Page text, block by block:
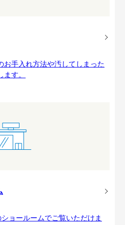
お手入れ方法や汚してしまった
す。
ョールームでご覧いただけま